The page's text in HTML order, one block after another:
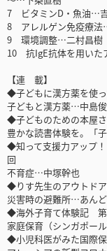
7 ビタミンD・魚油…
8 アレルゲン免疫療法
9 環境調整…二村昌樹
10 抗IgE抗体を用いた
【連 載】
◆子どもに漢方薬を使
子どもと漢方薬…中島
◆子どものための本屋
豊かな読書体験を。「
◆知って支援力アップ
回
不育症…中塚幹也
◆りす先生のアウトド
災害時の避難所…あん
◆海外子育て体験記
家庭保育（シンガポー
◆小児科医がみた国際